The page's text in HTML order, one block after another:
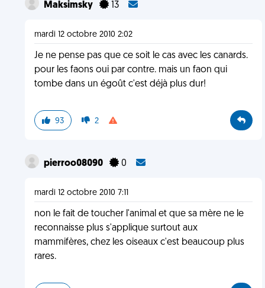
Maksimsky 13
mardi 12 octobre 2010 2:02
Je ne pense pas que ce soit le cas avec les canards.
pour les faons oui par contre. mais un faon qui
tombe dans un égoût c'est déjà plus dur!
93 2
pierroo08090 0
mardi 12 octobre 2010 7:11
non le fait de toucher l'animal et que sa mère ne le
reconnaisse plus s'applique surtout aux
mammifères, chez les oiseaux c'est beaucoup plus
rares.